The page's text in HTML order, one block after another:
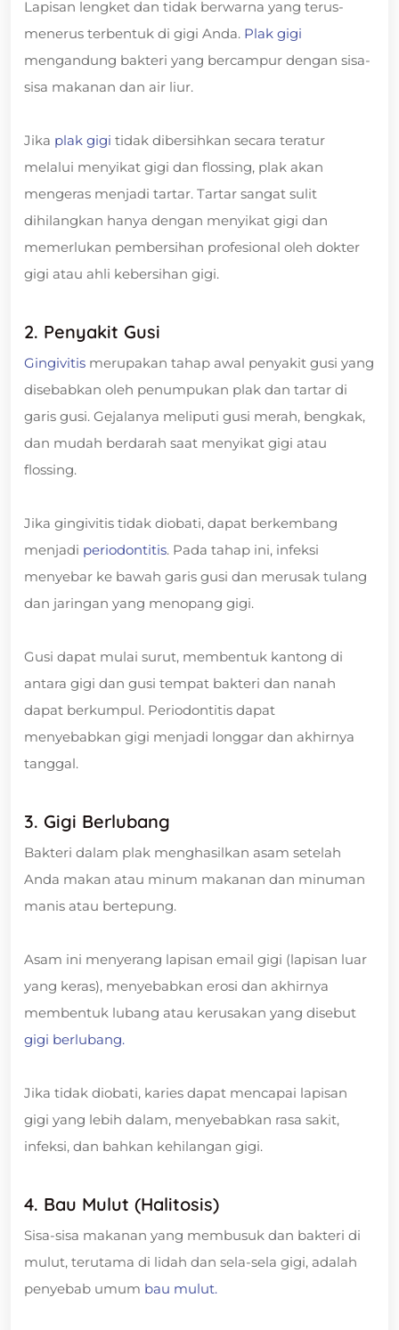
Lapisan lengket dan tidak berwarna yang terus-
menerus terbentuk di gigi Anda. Plak gigi
mengandung bakteri yang bercampur dengan sisa-
sisa makanan dan air liur.
Jika plak gigi tidak dibersihkan secara teratur
melalui menyikat gigi dan flossing, plak akan
mengeras menjadi tartar. Tartar sangat sulit
dihilangkan hanya dengan menyikat gigi dan
memerlukan pembersihan profesional oleh dokter
gigi atau ahli kebersihan gigi.
2. Penyakit Gusi
Gingivitis merupakan tahap awal penyakit gusi yang
disebabkan oleh penumpukan plak dan tartar di
garis gusi. Gejalanya meliputi gusi merah, bengkak,
dan mudah berdarah saat menyikat gigi atau
flossing.
Jika gingivitis tidak diobati, dapat berkembang
menjadi periodontitis. Pada tahap ini, infeksi
menyebar ke bawah garis gusi dan merusak tulang
dan jaringan yang menopang gigi.
Gusi dapat mulai surut, membentuk kantong di
antara gigi dan gusi tempat bakteri dan nanah
dapat berkumpul. Periodontitis dapat
menyebabkan gigi menjadi longgar dan akhirnya
tanggal.
3. Gigi Berlubang
Bakteri dalam plak menghasilkan asam setelah
Anda makan atau minum makanan dan minuman
manis atau bertepung.
Asam ini menyerang lapisan email gigi (lapisan luar
yang keras), menyebabkan erosi dan akhirnya
membentuk lubang atau kerusakan yang disebut
gigi berlubang.
Jika tidak diobati, karies dapat mencapai lapisan
gigi yang lebih dalam, menyebabkan rasa sakit,
infeksi, dan bahkan kehilangan gigi.
4. Bau Mulut (Halitosis)
Sisa-sisa makanan yang membusuk dan bakteri di
mulut, terutama di lidah dan sela-sela gigi, adalah
penyebab umum bau mulut.